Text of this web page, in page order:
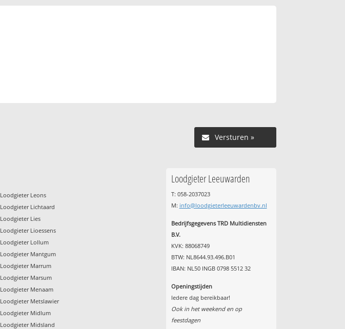
Versturen »
Loodgieter Leons
Loodgieter Lichtaard
Loodgieter Lies
Loodgieter Lioessens
Loodgieter Lollum
Loodgieter Mantgum
Loodgieter Marrum
Loodgieter Marsum
Loodgieter Menaam
Loodgieter Metslawier
Loodgieter Midlum
Loodgieter Midsland
Loodgieter Leeuwarden
T: 058-2037023
M: info@loodgieterleeuwardenbv.nl
Bedrijfsgegevens TRD Multidiensten
B.V.
KVK: 88068749
BTW: NL8644.93.496.B01
IBAN: NL50 INGB 0798 5512 32
Openingstijden
Iedere dag bereikbaar!
Ook in het weekend en op
feestdagen